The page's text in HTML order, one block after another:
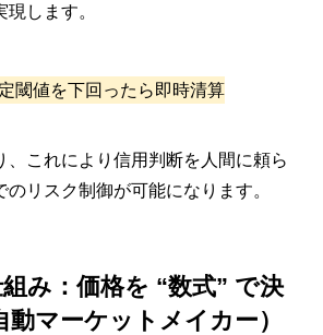
します。
閾値を下回ったら即時清算
、これにより信用判断を人間に頼ら
リスク制御が可能になります。
み：価格を “数式” で決
マーケットメイカー）